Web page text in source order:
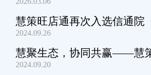
了！
慧策旺店通再次入选信通院
字化转型产品及服务全景图》
2024.09.26
慧聚生态，协同共赢——慧
态交流会深圳站圆满举办
2024.09.20